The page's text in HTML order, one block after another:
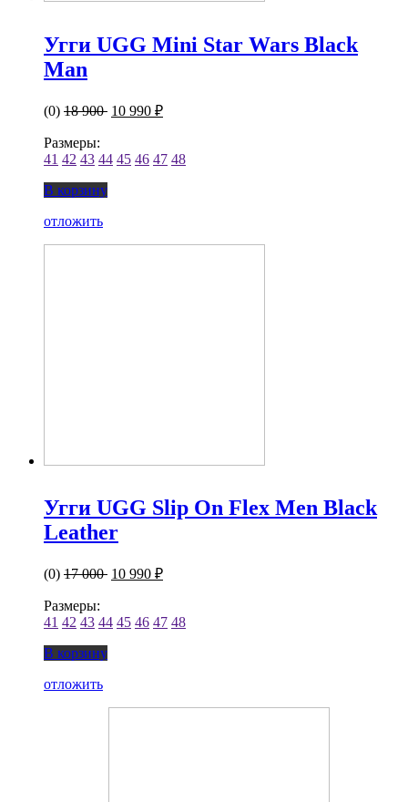
Угги UGG Mini Star Wars Black
Man
(0) 18 900 10 990 ₽
Размеры:
41 42 43 44 45 46 47 48
В корзину
отложить
Угги UGG Slip On Flex Men Black
Leather
(0) 17 000 10 990 ₽
Размеры:
41 42 43 44 45 46 47 48
В корзину
отложить